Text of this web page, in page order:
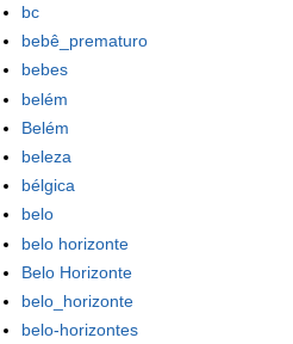
bc
bebê_prematuro
bebes
belém
Belém
beleza
bélgica
belo
belo horizonte
Belo Horizonte
belo_horizonte
belo-horizontes